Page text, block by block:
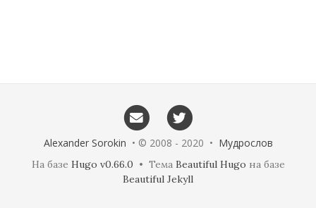
Alexander Sorokin • © 2008 - 2020 • Мудрослов
На базе Hugo v0.66.0 • Тема Beautiful Hugo на базе
Beautiful Jekyll